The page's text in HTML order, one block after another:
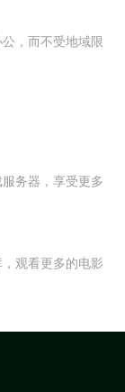
，而不受地域限
务器，享受更多
观看更多的电影